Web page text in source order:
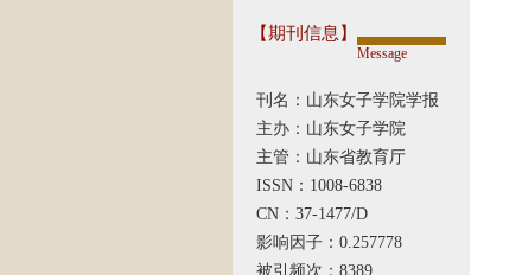
【期刊信息】
Message
刊名：山东女子学院学报
主办：山东女子学院
主管：山东省教育厅
ISSN：1008-6838
CN：37-1477/D
影响因子：0.257778
被引频次：8389